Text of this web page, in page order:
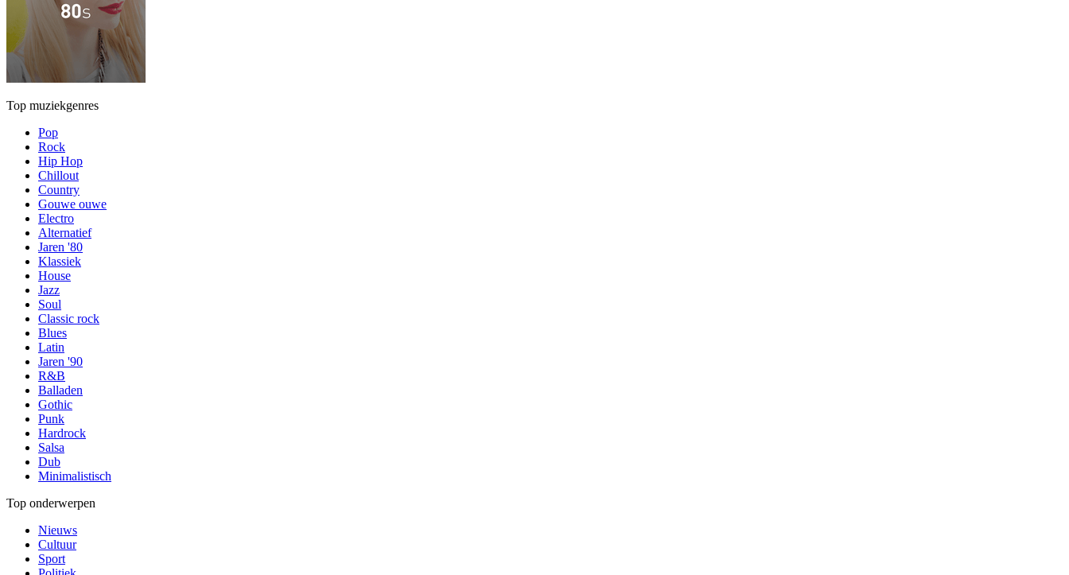
Top muziekgenres
Pop
Rock
Hip Hop
Chillout
Country
Gouwe ouwe
Electro
Alternatief
Jaren '80
Klassiek
House
Jazz
Soul
Classic rock
Blues
Latin
Jaren '90
R&B
Balladen
Gothic
Punk
Hardrock
Salsa
Dub
Minimalistisch
Top onderwerpen
Nieuws
Cultuur
Sport